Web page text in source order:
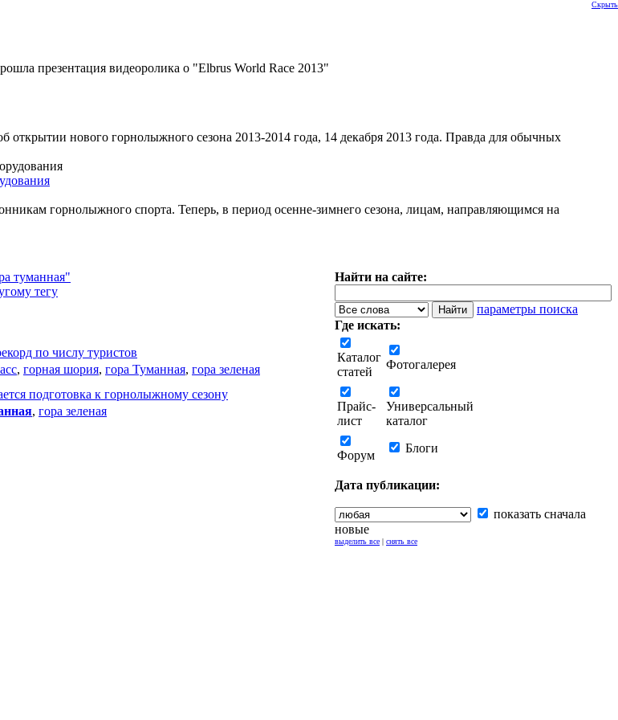
презентация видеоролика о "Elbrus World Race 2013"
нового горнолыжного сезона 2013-2014 года, 14 декабря 2013 года. Правда для обычных
горнолыжного спорта. Теперь, в период осенне-зимнего сезона, лицам, направляющимся на
туманная"
тегу
по числу туристов
, горная шория, гора Туманная, гора зеленая
подготовка к горнолыжному сезону
, гора зеленая
Найти на сайте:
параметры поиска
Где искать:
Каталог
статей
Фотогалерея
Прайс-
лист
Универсальный
каталог
Форум
Блоги
Дата публикации:
показать сначала
новые
Скрыть
выделить все | снять все